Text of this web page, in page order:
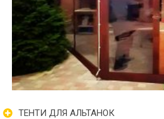
ТЕНТИ ДЛЯ АЛЬТАНОК